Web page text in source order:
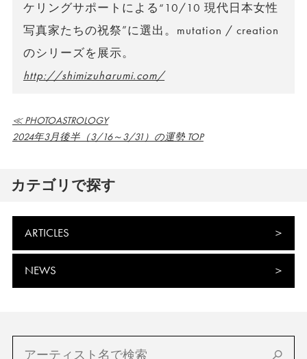
ケリングサポートによる“10/10 現代日本女性
写真家たちの祝祭”に選出。mutation / creation
のシリーズを展示。
http://shimizuharumi.com/
≪ PHOTOASTROLOGY
2024年3月後半（3/16～3/31）の運勢 TOP
カテゴリで探す
ARTICLES
NEWS